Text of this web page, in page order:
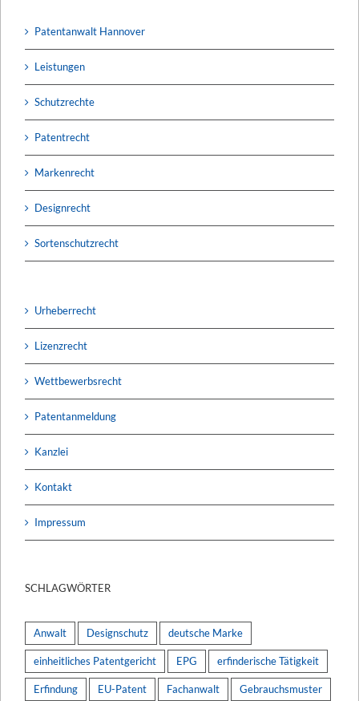
Patentanwalt Hannover
Leistungen
Schutzrechte
Patentrecht
Markenrecht
Designrecht
Sortenschutzrecht
Urheberrecht
Lizenzrecht
Wettbewerbsrecht
Patentanmeldung
Kanzlei
Kontakt
Impressum
SCHLAGWÖRTER
Anwalt Designschutz deutsche Marke
einheitliches Patentgericht EPG erfinderische Tätigkeit
Erfindung EU-Patent Fachanwalt Gebrauchsmuster